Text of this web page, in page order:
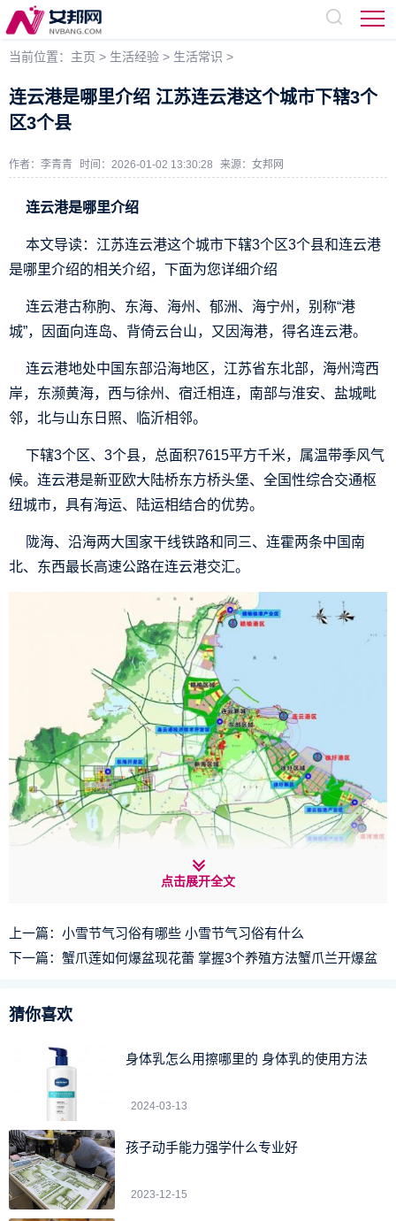
当前位置： 主页 > 生活经验 > 生活常识 >
连云港是哪里介绍 江苏连云港这个城市下辖3个
区3个县
作者：李青青 时间：2026-01-02 13:30:28 来源： 女邦网
连云港是哪里介绍
本文导读：江苏连云港这个城市下辖3个区3个县和连云港
是哪里介绍的相关介绍，下面为您详细介绍
连云港古称朐、东海、海州、郁洲、海宁州，别称“港
城”，因面向连岛、背倚云台山，又因海港，得名连云港。
连云港地处中国东部沿海地区，江苏省东北部，海州湾西
岸，东濒黄海，西与徐州、宿迁相连，南部与淮安、盐城毗
邻，北与山东日照、临沂相邻。
下辖3个区、3个县，总面积7615平方千米，属温带季风气
候。连云港是新亚欧大陆桥东方桥头堡、全国性综合交通枢
纽城市，具有海运、陆运相结合的优势。
陇海、沿海两大国家干线铁路和同三、连霍两条中国南
北、东西最长高速公路在连云港交汇。
郯”。
秦时置朐县，并立石阙，作为“秦东门”。连云港是《镜花
缘》、《西游记》的文化起源地，以“淮口巨镇”、“东海名郡”
连云港是中国优秀旅游城市、国家园林城市，有花果山、
连岛、孔望山、渔湾、海上云台山、连云老街、云龙涧、桃
花涧、孔雀沟、大伊山、西双湖等旅游景点。
点击展开全文
上一篇： 小雪节气习俗有哪些 小雪节气习俗有什么
下一篇： 蟹爪莲如何爆盆现花蕾 掌握3个养殖方法蟹爪兰开爆盆
猜你喜欢
身体乳怎么用擦哪里的 身体乳的使用方法
2024-03-13
孩子动手能力强学什么专业好
2023-12-15